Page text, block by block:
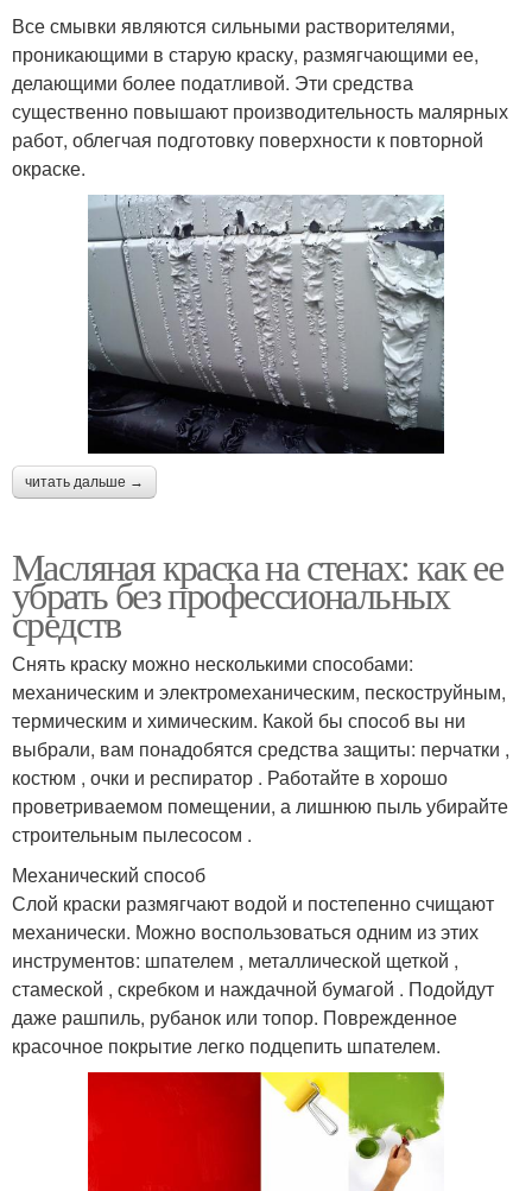
Все смывки являются сильными растворителями,
проникающими в старую краску, размягчающими ее,
делающими более податливой. Эти средства
существенно повышают производительность малярных
работ, облегчая подготовку поверхности к повторной
окраске.
читать дальше →
Масляная краска на стенах: как ее
убрать без профессиональных
средств
Снять краску можно несколькими способами:
механическим и электромеханическим, пескоструйным,
термическим и химическим. Какой бы способ вы ни
выбрали, вам понадобятся средства защиты: перчатки ,
костюм , очки и респиратор . Работайте в хорошо
проветриваемом помещении, а лишнюю пыль убирайте
строительным пылесосом .
Механический способ
Слой краски размягчают водой и постепенно счищают
механически. Можно воспользоваться одним из этих
инструментов: шпателем , металлической щеткой ,
стамеской , скребком и наждачной бумагой . Подойдут
даже рашпиль, рубанок или топор. Поврежденное
красочное покрытие легко подцепить шпателем.